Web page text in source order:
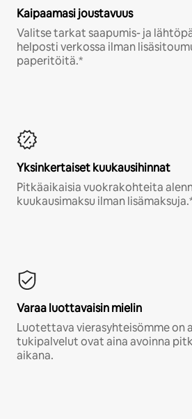
Kaipaamasi joustavuus
Valitse tarkat saapumis- ja
helposti verkossa ilman
paperitöitä.*
Yksinkertaiset kuukausihinnat
Pitkäaikaisia vuokrakohteita
kuukausimaksu ilman
Varaa luottavaisin mielin
Luotettava vierasyhteisömme on
tukipalvelut ovat aina avoinna
aikana.